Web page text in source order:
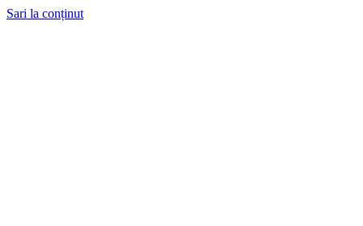
Sari la conținut